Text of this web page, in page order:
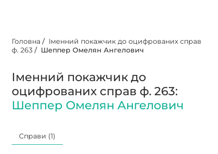
Головна / Іменний покажчик до оцифрованих справ
ф. 263 / Шеппер Омелян Ангелович
Іменний покажчик до
оцифрованих справ ф. 263:
Шеппер Омелян Ангелович
Справи (1)